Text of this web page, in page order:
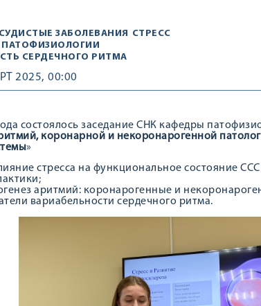
ЗАБОЛЕВАНИЯ СТРЕСС
СЕРДЕЧНОГО РИТМА
2025, 00:00
состоялось заседание СНК кафедры
коронарной и некоронарогенной
»
стресса на функциональное состояние
аритмий: коронарогенные и
вариабельности сердечного ритма.